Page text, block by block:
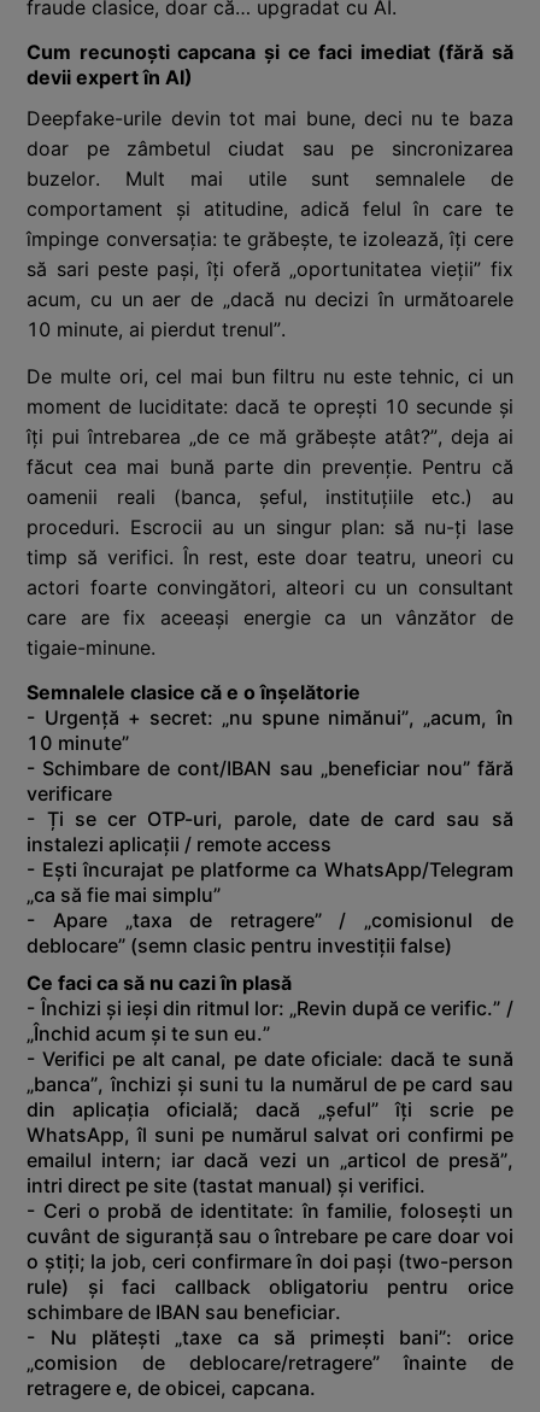
fraude clasice, doar că… upgradat cu AI.
Cum recunoști capcana și ce faci imediat (fără să
devii expert în AI)
Deepfake-urile devin tot mai bune, deci nu te baza
doar pe zâmbetul ciudat sau pe sincronizarea
buzelor. Mult mai utile sunt semnalele de
comportament și atitudine, adică felul în care te
împinge conversația: te grăbește, te izolează, îți cere
să sari peste pași, îți oferă „oportunitatea vieții” fix
acum, cu un aer de „dacă nu decizi în următoarele
10 minute, ai pierdut trenul”.
De multe ori, cel mai bun filtru nu este tehnic, ci un
moment de luciditate: dacă te oprești 10 secunde și
îți pui întrebarea „de ce mă grăbește atât?”, deja ai
făcut cea mai bună parte din prevenție. Pentru că
oamenii reali (banca, șeful, instituțiile etc.) au
proceduri. Escrocii au un singur plan: să nu-ți lase
timp să verifici. În rest, este doar teatru, uneori cu
actori foarte convingători, alteori cu un consultant
care are fix aceeași energie ca un vânzător de
tigaie-minune.
Semnalele clasice că e o înșelătorie
- Urgență + secret: „nu spune nimănui”, „acum, în
10 minute”
- Schimbare de cont/IBAN sau „beneficiar nou” fără
verificare
- Ți se cer OTP-uri, parole, date de card sau să
instalezi aplicații / remote access
- Ești încurajat pe platforme ca WhatsApp/Telegram
„ca să fie mai simplu”
- Apare „taxa de retragere” / „comisionul de
deblocare” (semn clasic pentru investiții false)
Ce faci ca să nu cazi în plasă
- Închizi și ieși din ritmul lor: „Revin după ce verific.” /
„Închid acum și te sun eu.”
- Verifici pe alt canal, pe date oficiale: dacă te sună
„banca”, închizi și suni tu la numărul de pe card sau
din aplicația oficială; dacă „șeful” îți scrie pe
WhatsApp, îl suni pe numărul salvat ori confirmi pe
emailul intern; iar dacă vezi un „articol de presă”,
intri direct pe site (tastat manual) și verifici.
- Ceri o probă de identitate: în familie, folosești un
cuvânt de siguranță sau o întrebare pe care doar voi
o știți; la job, ceri confirmare în doi pași (two-person
rule) și faci callback obligatoriu pentru orice
schimbare de IBAN sau beneficiar.
- Nu plătești „taxe ca să primești bani”: orice
„comision de deblocare/retragere” înainte de
retragere e, de obicei, capcana.